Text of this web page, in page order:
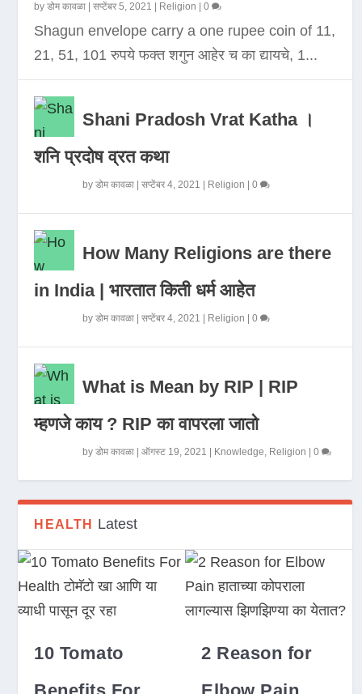
byडोम कावळा |सप्टेंबर 5, 2021 Religion |0
Shagun envelope carry a one rupee coin of 11,
21, 51, 101 रुपये फक्त शगुन आहेर च का द्यायचे, 1...
Shani Pradosh Vrat Katha ।
शनि प्रदोष व्रत कथा
byडोम कावळा |सप्टेंबर 4, 2021 Religion |0
How Many Religions are there
in India | भारतात किती धर्म आहेत
byडोम कावळा |सप्टेंबर 4, 2021 Religion |0
What is Mean by RIP | RIP
म्हणजे काय ? RIP का वापरला जातो
byडोम कावळा |ऑगस्ट 19, 2021 Knowledge, Religion |0
HEALTH Latest
10 Tomato
2 Reason for